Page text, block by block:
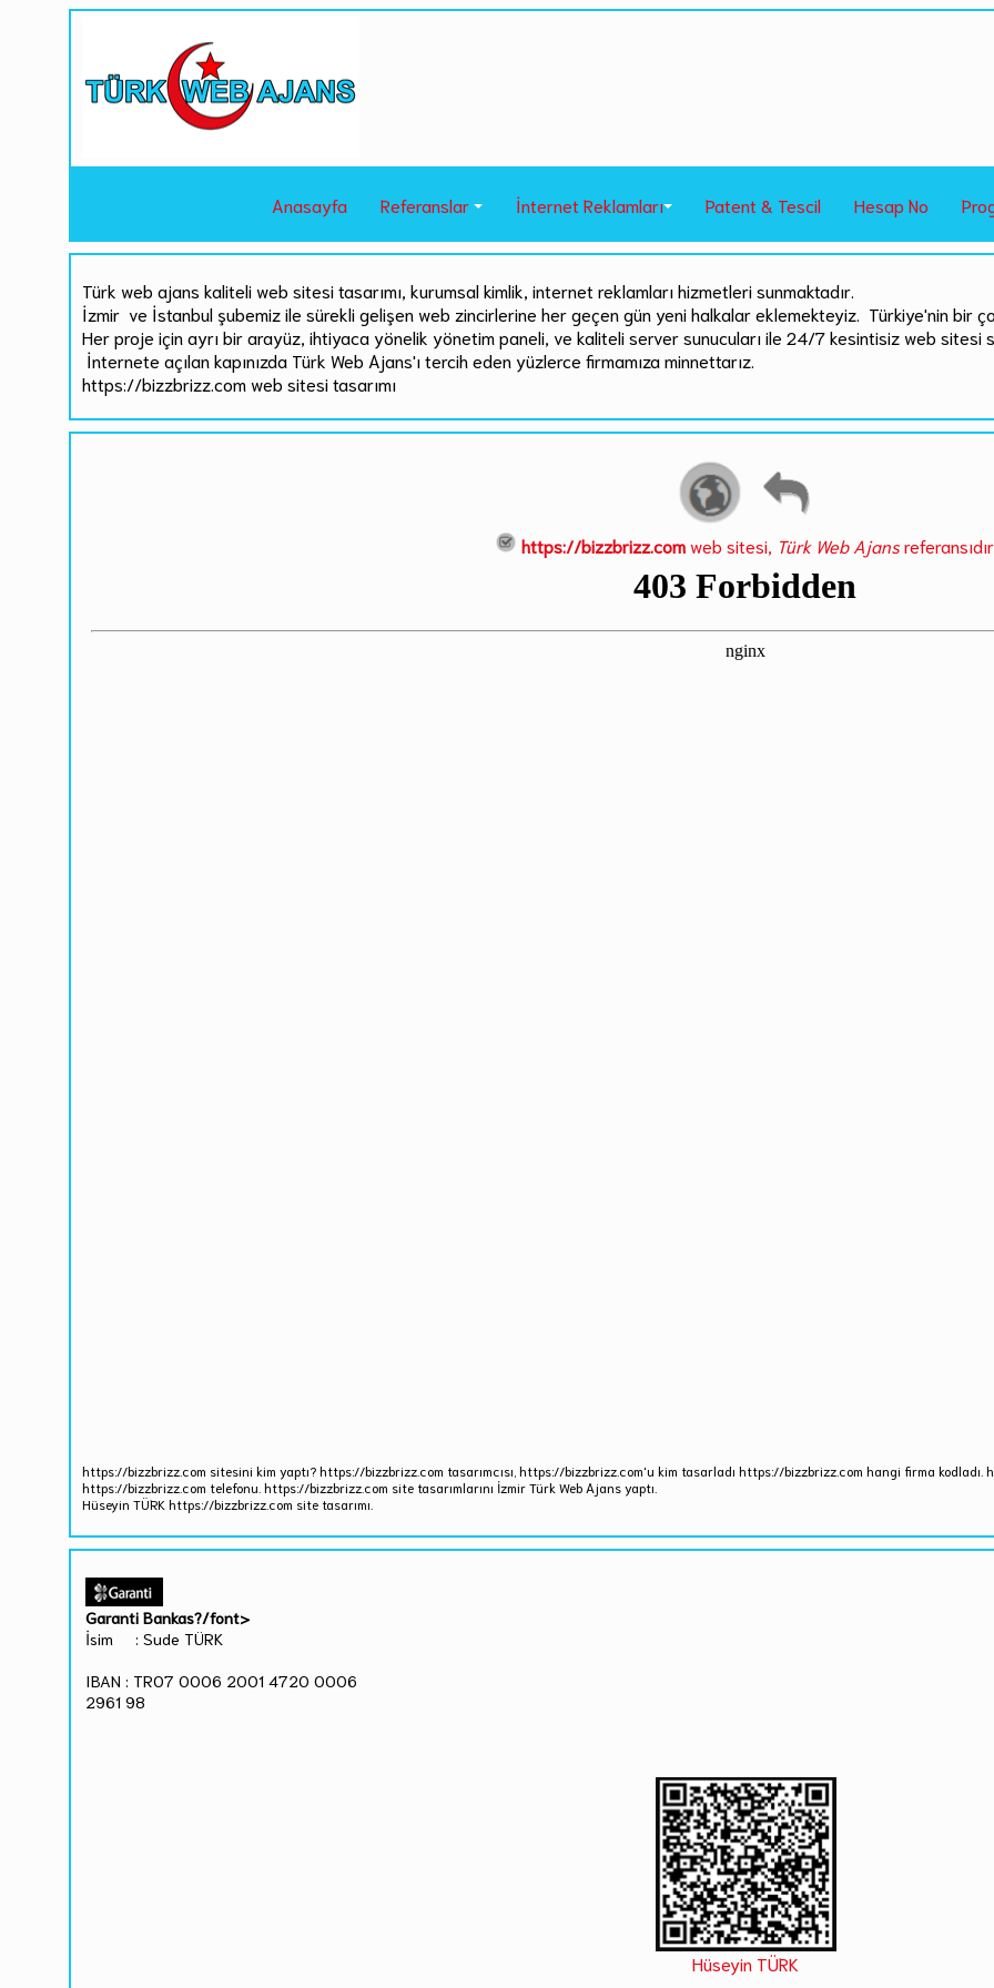
Anasayfa Referanslar İnternet Reklamları Patent & Tescil Hesap No
Türk web ajans kaliteli web sitesi tasarımı, kurumsal kimlik, internet reklamları hizmetleri sunmaktadır.
İzmir ve İstanbul şubemiz ile sürekli gelişen web zincirlerine her geçen gün yeni halkalar eklemekteyiz. Türkiye'nin bir
Her proje için ayrı bir arayüz, ihtiyaca yönelik yönetim paneli, ve kaliteli server sunucuları ile 24/7 kesintisiz web sitesi
İnternete açılan kapınızda Türk Web Ajans'ı tercih eden yüzlerce firmamıza minnettarız.
https://bizzbrizz.com web sitesi tasarımı
https://bizzbrizz.comweb sitesi, Türk Web Ajans
https://bizzbrizz.com sitesini kim yaptı? https://bizzbrizz.com tasarımcısı, https://bizzbrizz.com'u kim tasarladı https://bizzbrizz.com hangi firma
https://bizzbrizz.com telefonu. https://bizzbrizz.com site tasarımlarını İzmir Türk Web Ajans yaptı.
Hüseyin TÜRK https://bizzbrizz.com site tasarımı.
Garanti Bankas?/font>
İsim : Sude TÜRK
IBAN : TR07 0006 2001 4720 0006
2961 98
Hüseyin TÜRK